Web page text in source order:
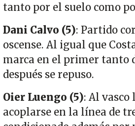
tanto por el suelo como
Dani Calvo (5): Partido
oscense. Al igual que
marca en el primer tanto
después se repuso.
Oier Luengo (5): Al vasco
acoplarse en la línea de